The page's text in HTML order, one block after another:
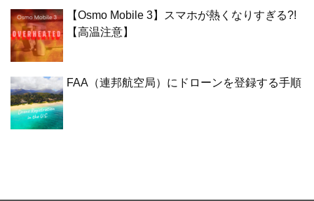
【Osmo Mobile 3】スマホが熱くなりすぎる?!
【高温注意】
FAA（連邦航空局）にドローンを登録する手順